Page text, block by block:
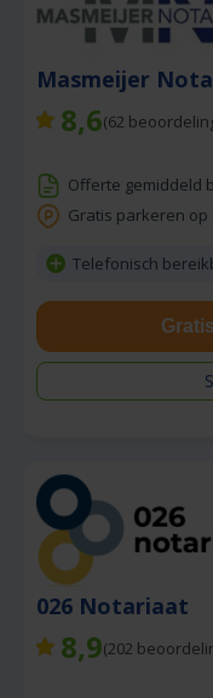
Masmeijer
8,6(62
Offerte gemiddeld
Gratis parkeren
Telefonisch
026 Notariaat
8,9(202